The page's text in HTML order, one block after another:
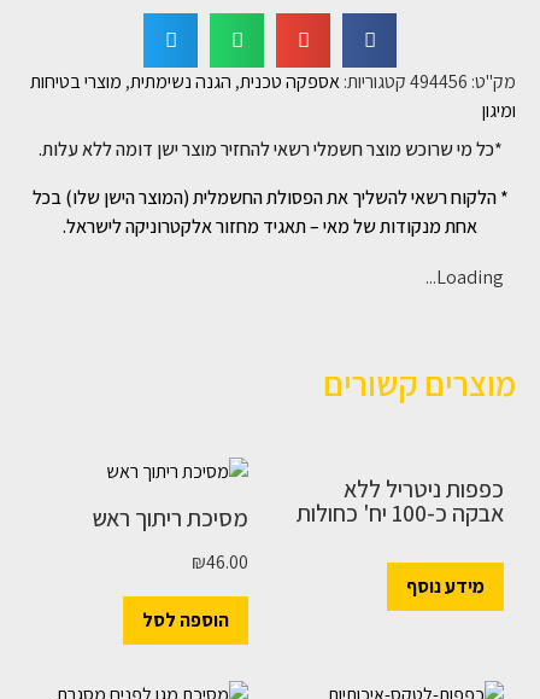
מק"ט: 494456קטגוריות:אספקה טכנית, הגנה נשימתית, מוצרי בטיחות
ומיגון
*כל מי שרוכש מוצר חשמלי רשאי להחזיר מוצר ישן דומה ללא עלות.
* הלקוח רשאי להשליך את הפסולת החשמלית (המוצר הישן שלו) בכל
אחת מנקודות של מאי – תאגיד מחזור אלקטרוניקה לישראל.
Loading...
מוצרים קשורים
כפפות ניטריל ללא
אבקה כ-100 יח' כחולות
מידע נוסף
מסיכת ריתוך ראש
₪46.00
הוספה לסל